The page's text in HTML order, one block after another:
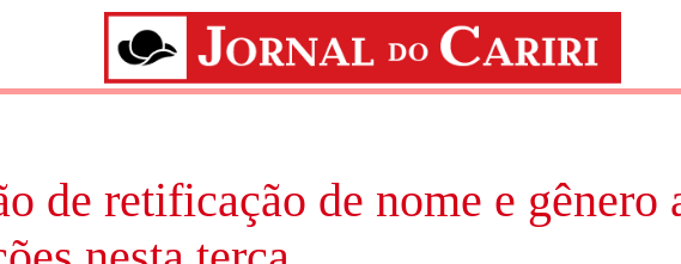
de retificação de nome e gênero